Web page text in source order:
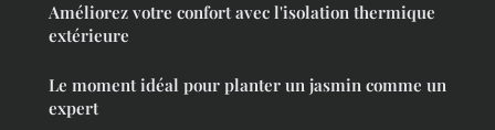
Améliorez votre confort avec l'isolation thermique
extérieure
Le moment idéal pour planter un jasmin comme un
expert